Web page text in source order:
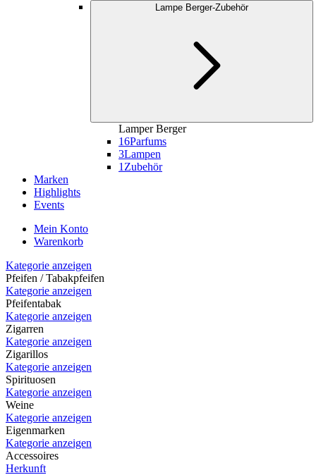
Lampe Berger-Zubehör
Lamper Berger
16Parfums
3Lampen
1 Zubehör
Marken
Highlights
Events
Mein Konto
Warenkorb
Kategorie anzeigen
Pfeifen / Tabakpfeifen
Kategorie anzeigen
Pfeifentabak
Kategorie anzeigen
Zigarren
Kategorie anzeigen
Zigarillos
Kategorie anzeigen
Spirituosen
Kategorie anzeigen
Weine
Kategorie anzeigen
Eigenmarken
Kategorie anzeigen
Accessoires
Herkunft